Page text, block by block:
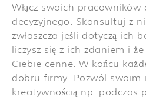
Włącz swoich pracowników
decyzyjnego. Skonsultuj z
zwłaszcza jeśli dotyczą ich
liczysz się z ich zdaniem i
Ciebie cenne. W końcu
dobru firmy. Pozwól swoim
kreatywnością np. podczas